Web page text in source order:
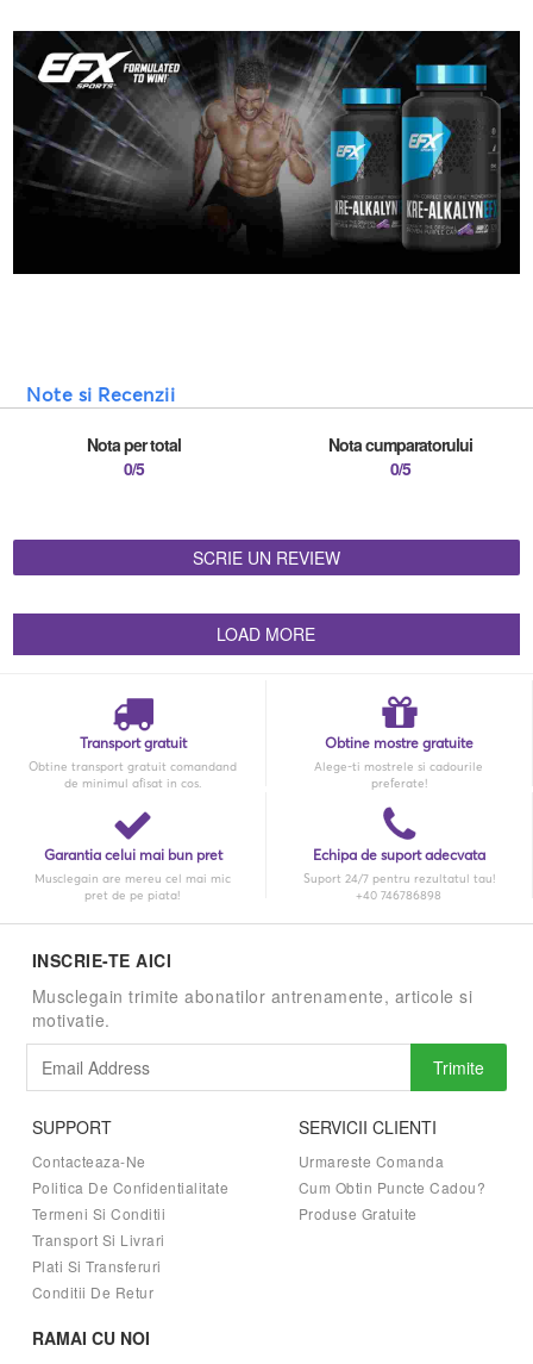
Note si Recenzii
Nota per total
0/5
Nota cumparatorului
0/5
SCRIE UN REVIEW
LOAD MORE
Transport gratuit
Obtine transport gratuit comandand
de minimul afisat in cos.
Obtine mostre gratuite
Alege-ti mostrele si cadourile
preferate!
Garantia celui mai bun pret
Musclegain are mereu cel mai mic
pret de pe piata!
Echipa de suport adecvata
Suport 24/7 pentru rezultatul tau!
+40 746786898
INSCRIE-TE AICI
Musclegain trimite abonatilor antrenamente, articole si
motivatie.
Trimite
SUPPORT
Contacteaza-Ne
Politica De Confidentialitate
Termeni Si Conditii
Transport Si Livrari
Plati Si Transferuri
Conditii De Retur
SERVICII CLIENTI
Urmareste Comanda
Cum Obtin Puncte Cadou?
Produse Gratuite
RAMAI CU NOI